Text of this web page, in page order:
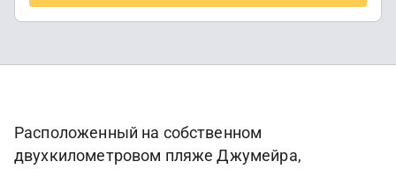
Расположенный на собственном
двухкилометровом пляже Джумейра,